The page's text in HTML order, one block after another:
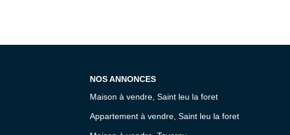
NOS ANNONCES
Maison à vendre, Saint leu la foret
Appartement à vendre, Saint leu la foret